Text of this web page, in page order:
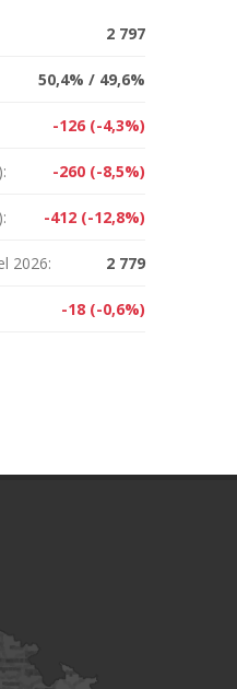
2 797
50,4% / 49,6%
-126 (-4,3%)
-260 (-8,5%)
-412 (-12,8%)
2026: 2 779
-18 (-0,6%)